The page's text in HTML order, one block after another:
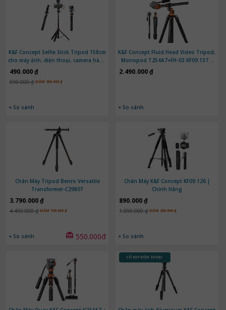
K&F Concept Selfie Stick Tripod 158cm
cho máy ảnh, điện thoại, camera hành
động KF09.127V1 - Black Orange |
490.000 ₫
690.000 ₫ GIẢM 200.000 ₫
+ So sánh
K&F Concept Fluid Head Video Tripod,
Monopod T254A7+FH-03 KF09.137 |
Chính Hãng
2.490.000 ₫
+ So sánh
Chân Máy Tripod Benro Versatile
Transformer-C2980T
3.790.000 ₫
4.490.000 ₫ GIẢM 700.000 ₫
+ So sánh 550.000đ
Chân Máy K&F Concept KF09.126 |
Chính Hãng
890.000 ₫
1.090.000 ₫ GIẢM 200.000 ₫
+ So sánh
CÓ KẸP ĐIỆN THOẠI